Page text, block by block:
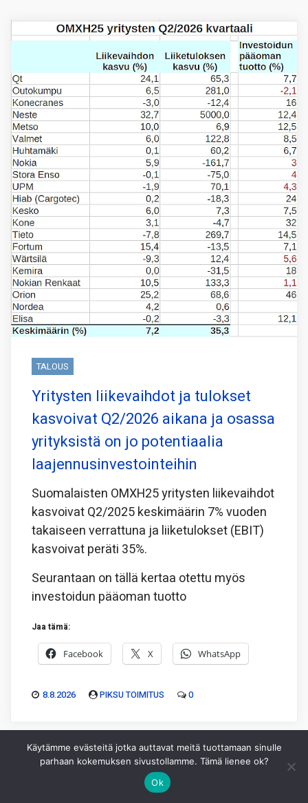
TALOUS
Yritysten liikevaihdot ja tulokset
kasvoivat Q2/2026 aikana ja osassa
yrityksistä on jo potentiaalia
laajennusinvestointeihin
Suomalaisten OMXH25 yritysten liikevaihdot
kasvoivat Q2/2025 keskimäärin 7% vuoden
takaiseen verrattuna ja liiketulokset (EBIT)
kasvoivat peräti 35%.
Seurantaan on tällä kertaa otettu myös
investoidun pääoman tuotto
Jaa tämä:
Facebook X WhatsApp
8.8.2026 PIKSU TOIMITUS 0
Käytämme evästeitä jotka auttavat meitä tuottamaan sinulle
parhaan kokemuksen sivustollamme. Tämä lienee ok?
Ok